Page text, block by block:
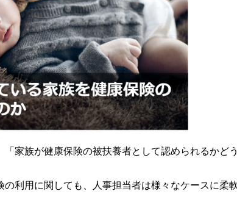
家族が健康保険の被扶養者として認められるかどう
利用に関しても、人事担当者は様々なケースに柔